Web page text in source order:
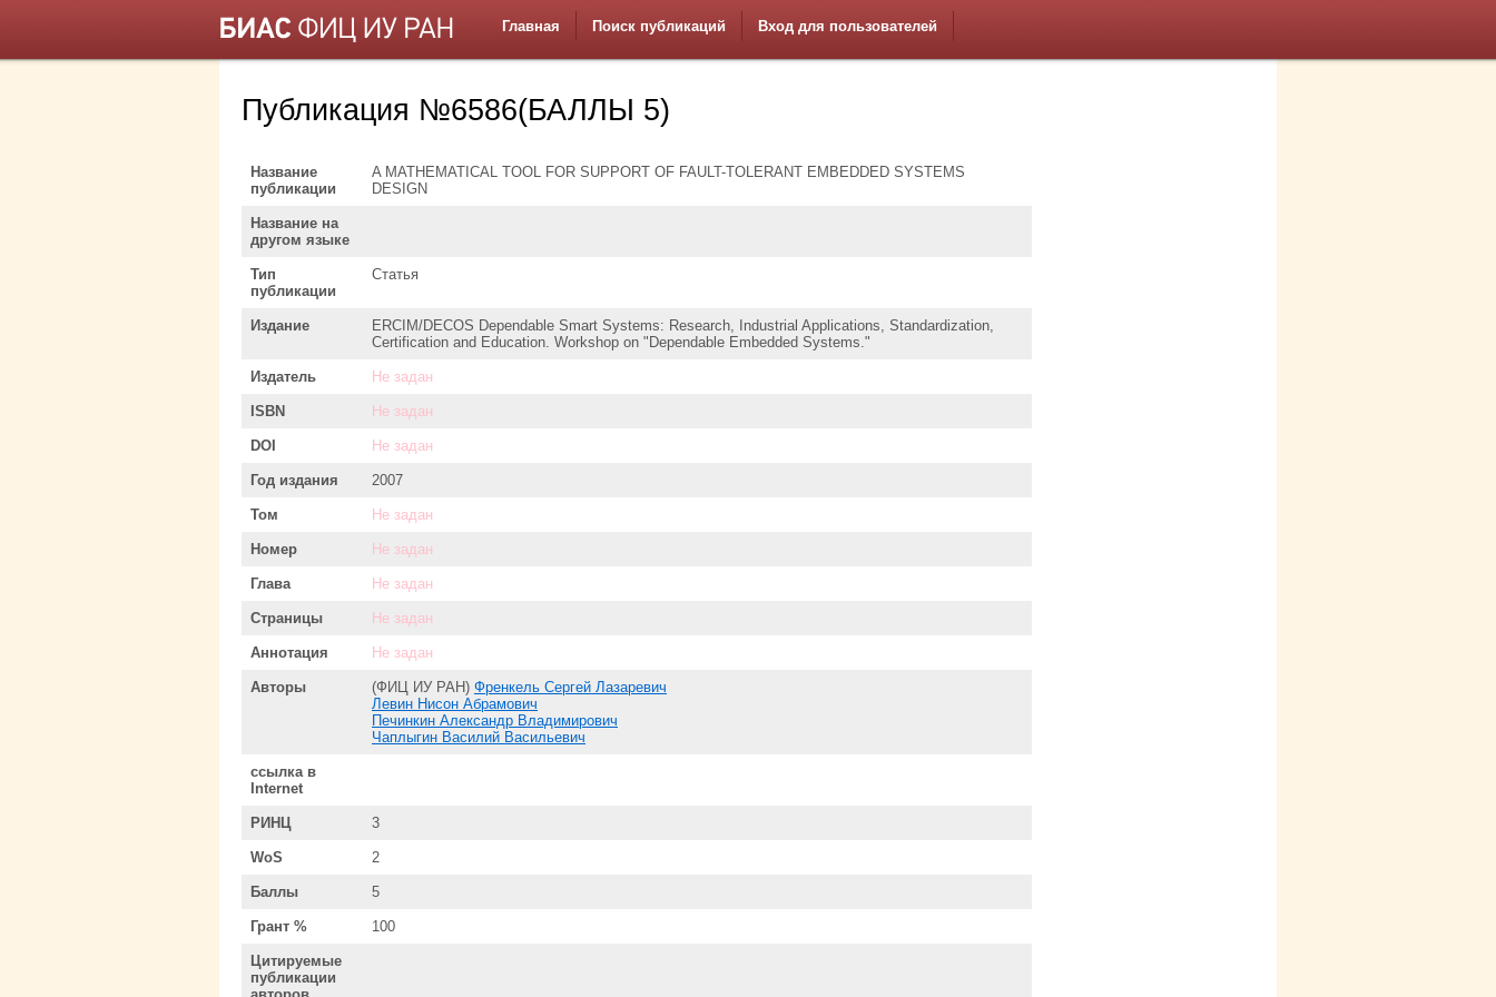
Главная Поиск публикаций Вход для пользователей
Публикация №6586(БАЛЛЫ 5)
Название
публикации
A MATHEMATICAL TOOL FOR SUPPORT OF FAULT-TOLERANT EMBEDDED SYSTEMS
DESIGN
Название на
другом языке
Тип
публикации
Статья
Издание
ERCIM/DECOS Dependable Smart Systems: Research, Industrial Applications, Standardization,
Certification and Education. Workshop on "Dependable Embedded Systems."
Издатель Не задан
ISBN Не задан
DOI Не задан
Год издания 2007
Том Не задан
Номер Не задан
Глава Не задан
Страницы Не задан
Аннотация Не задан
Авторы (ФИЦ ИУ РАН) Френкель Сергей Лазаревич
Левин Нисон Абрамович
Печинкин Александр Владимирович
Чаплыгин Василий Васильевич
ссылка в
Internet
РИНЦ 3
WoS 2
Баллы 5
Грант % 100
Цитируемые
публикации